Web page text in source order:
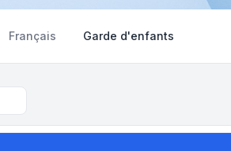
Français Garde d'enfants